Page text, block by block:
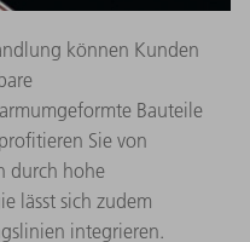
können Kunden
Bauteile
Sie von
durch hohe
lässt sich zudem
integrieren.